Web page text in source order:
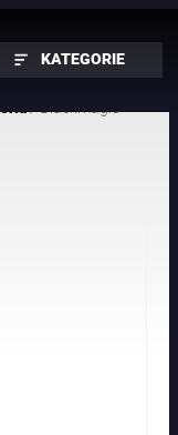
KATEGORIE
/ Blackmagic